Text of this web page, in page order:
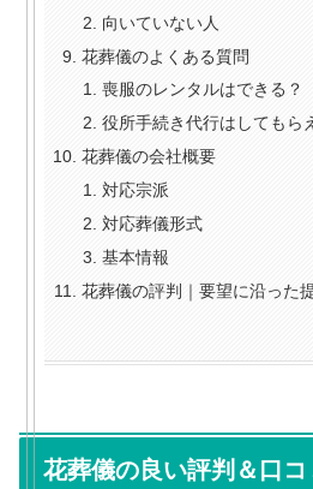
向いていない人
花葬儀のよくある質問
喪服のレンタルはできる？
役所手続き代行はしてもら
花葬儀の会社概要
対応宗派
対応葬儀形式
基本情報
花葬儀の評判｜要望に沿った
花葬儀の良い評判＆口コ